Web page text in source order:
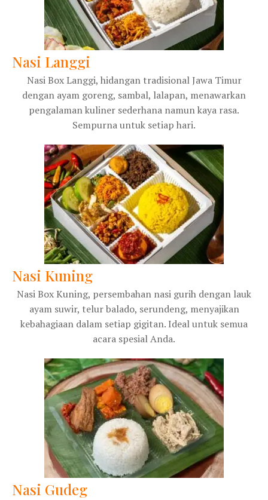
Nasi Langgi
Nasi Box Langgi, hidangan tradisional Jawa Timur
dengan ayam goreng, sambal, lalapan, menawarkan
pengalaman kuliner sederhana namun kaya rasa.
Sempurna untuk setiap hari.
Nasi Kuning
Nasi Box Kuning, persembahan nasi gurih dengan lauk
ayam suwir, telur balado, serundeng, menyajikan
kebahagiaan dalam setiap gigitan. Ideal untuk semua
acara spesial Anda.
Nasi Gudeg